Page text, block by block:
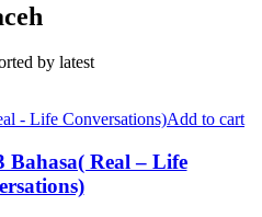
by latest
Add to cart
Bahasa( Real – Life